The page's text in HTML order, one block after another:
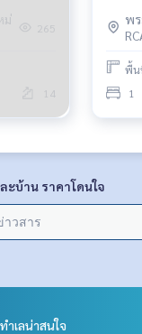
ม่
265
14
ล้านพ
พื้น
1
ะบ้าน ราคาโดนใจ
ทำเลน่าสนใจ